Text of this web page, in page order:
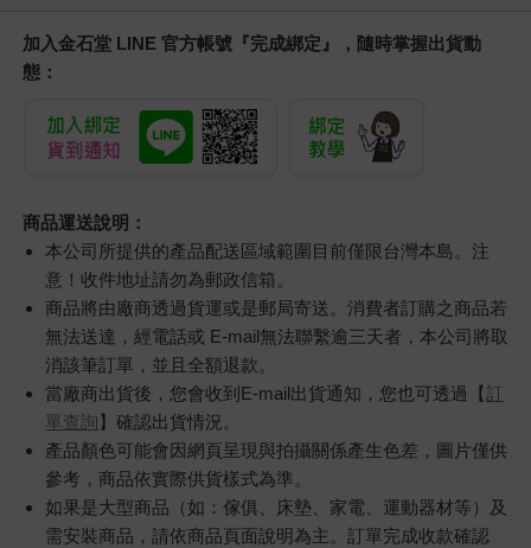
加入金石堂 LINE 官方帳號『完成綁定』，隨時掌握出貨動
態：
商品運送說明：
本公司所提供的產品配送區域範圍目前僅限台灣本島。注
意！收件地址請勿為郵政信箱。
商品將由廠商透過貨運或是郵局寄送。消費者訂購之商品若
無法送達，經電話或 E-mail無法聯繫逾三天者，本公司將取
消該筆訂單，並且全額退款。
當廠商出貨後，您會收到E-mail出貨通知，您也可透過【訂
單查詢】確認出貨情況。
產品顏色可能會因網頁呈現與拍攝關係產生色差，圖片僅供
參考，商品依實際供貨樣式為準。
如果是大型商品（如：傢俱、床墊、家電、運動器材等）及
需安裝商品，請依商品頁面說明為主。訂單完成收款確認